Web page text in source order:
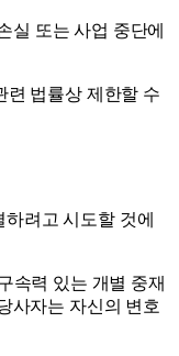
실 또는 사업 중단에
련 법률상 제한할 수
려고 시도할 것에
속력 있는 개별 중재
사자는 자신의 변호